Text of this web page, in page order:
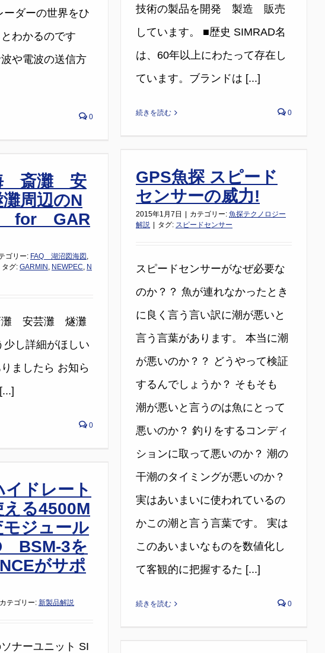
ーダーの世界をひ
わかるのです
や電波の送信方
0
技術の製品を開発 製造 販売
しています。 ■歴史 SIMRAD名
は、60年以上にわたって存在し
ています。ブランドは [...]
続きを読む 0
GPS魚探 スピード
センサーの威力!
2015年1月7日 カテゴリー: 魚探テクノロジー
解説
タグ: スピードセンサー
スピードセンサーがなぜ必要な
のか？？ 魚が連れなかったとき
に良く言う言い訳に潮が悪いと
言う言葉があります。 本当に潮
が悪いのか？？ どうやって検証
するんでしょうか？ そもそも
潮が悪いと言うのは魚にとって
悪いのか？ 釣りをするコンディ
ションに取って悪いのか？ 潮の
干潮のタイミングが悪いのか？
実はあいまいに使われているの
かこの潮と言う言葉です。 実は
このあいまいなものを数値化し
て客観的に把握するた [...]
続きを読む 0
斎灘 安
周辺のN
for GAR
ゴリー: FAQ 湖沼図海図 ,
タグ: GARMIN , NEWPEC, N
灘 安芸灘 燧灘
少し詳細がほしい
ましたら お知ら
0
イドレート
る4500M
ジュール
BSM-3を
がサポ
カテゴリー: 新製品解説
ナーユニット SI